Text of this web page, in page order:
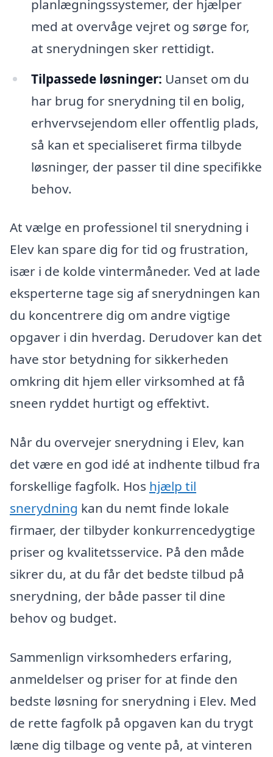
planlægningssystemer, der hjælper
med at overvåge vejret og sørge for,
at snerydningen sker rettidigt.
Tilpassede løsninger: Uanset om du
har brug for snerydning til en bolig,
erhvervsejendom eller offentlig plads,
så kan et specialiseret firma tilbyde
løsninger, der passer til dine specifikke
behov.
At vælge en professionel til snerydning i
Elev kan spare dig for tid og frustration,
især i de kolde vintermåneder. Ved at lade
eksperterne tage sig af snerydningen kan
du koncentrere dig om andre vigtige
opgaver i din hverdag. Derudover kan det
have stor betydning for sikkerheden
omkring dit hjem eller virksomhed at få
sneen ryddet hurtigt og effektivt.
Når du overvejer snerydning i Elev, kan
det være en god idé at indhente tilbud fra
forskellige fagfolk. Hos hjælp til
snerydning kan du nemt finde lokale
firmaer, der tilbyder konkurrencedygtige
priser og kvalitetsservice. På den måde
sikrer du, at du får det bedste tilbud på
snerydning, der både passer til dine
behov og budget.
Sammenlign virksomheders erfaring,
anmeldelser og priser for at finde den
bedste løsning for snerydning i Elev. Med
de rette fagfolk på opgaven kan du trygt
læne dig tilbage og vente på, at vinteren